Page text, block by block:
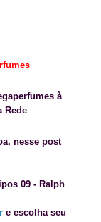
à
Rede
nesse post
09 - Ralph
e escolha seu